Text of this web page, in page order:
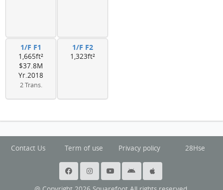
1/F F1
1,665ft²
$37.8M
Yr.2018
2 Trans.
1/F F2
1,323ft²
Contact Us Term of use Privacy policy 28Hse